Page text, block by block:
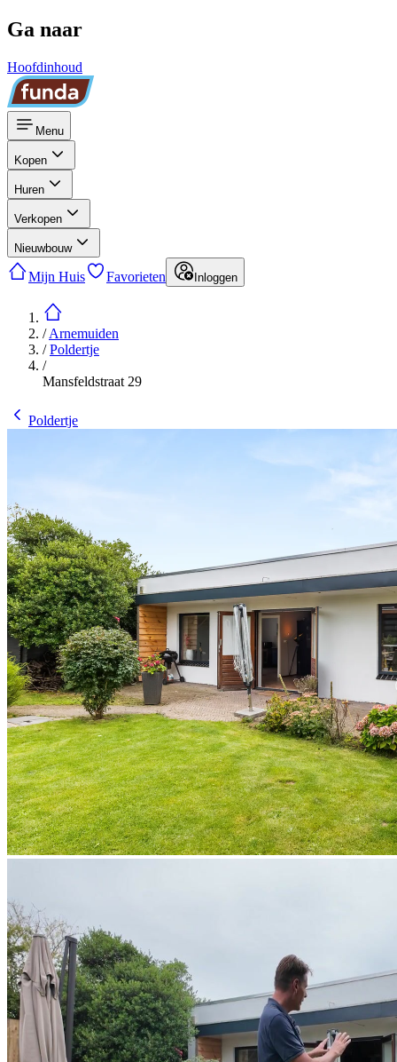
Ga naar
Hoofdinhoud
Menu
Kopen
Huren
Verkopen
Nieuwbouw
Mijn Huis Favorieten Inloggen
/Arnemuiden
/Poldertje
/
Mansfeldstraat 29
Poldertje